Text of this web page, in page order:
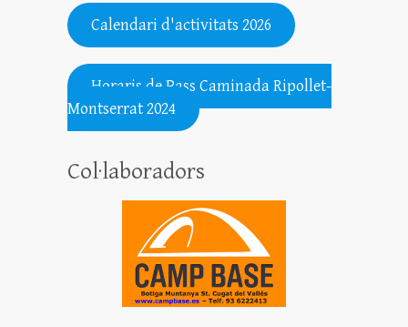
Calendari d'activitats 2026
.......................................................
Horaris de Pass Caminada Ripollet-
Montserrat 2024
Col·laboradors